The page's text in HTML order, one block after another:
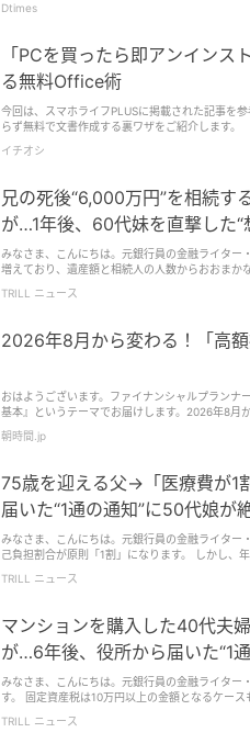
Dtimes
「PCを買ったら即アンイン
る無料Office術
今回は、スマホライフPLUSに掲載された記事を
らず無料で文書作成する裏ワザをご紹介します。
イチオシ
兄の死後“6,000万円”を相続
が…1年後、60代妹を直撃した“
みなさま、こんにちは。元銀行員の金融ライター・池田です。 最近では「相続税がいくらかかるか」を簡
増えており、遺産額と相続人の人数からおおまかな相続税額を把握できます。 しか
00万円を相続した結果、相続税が“2割加算”とな
TRILL ニュース
2026年8月から変わる！「高
おはようございます。ファイナンシャルプラン
基本』というテーマでお届けします。2026年8月
るのは、健康保険が適用される医療費です。通常
ん。2026年8月からは、この高額療養費制度の自
上限」が設けられるため、長期にわたって治療を
に、どのように変わるのかを具体的に解説します
額は、年齢や所得によって変わります。年収が高
未満の場合、2026年8月から2027年7月までの主
約1,160万円〜270,300円＋（医療費−901,000円
4,400円53万円住民税非課税36,900円24,600円
方にとっては、1年間で見ると負担が抑えられる
収400万円の方は、70歳未満の場合、年収約370
額が次のように変わります。【1】月ごとの自己
保険診療で医療費が100万円かかった場合を見て
己負担の目安が92,940円となります。つまり、
合、月の負担が増えることは家計に影響します
朝時間.jp
75歳を迎える父→「医療費が1
届いた“1通の通知”に50代娘が
みなさま、こんにちは。元銀行員の金融ライター・池田です。 75歳以上を対象とする「後期高齢者医療
己負担割合が原則「1割」になります。 しかし、年金や就労収入などを一定額以上受け取っている場合は、「2割」または「3割」
分に当てはまる可能性があります。 今回は、75歳を迎える父の医療費が「1割」になると安心していたものの、実際には「2割」
TRILL ニュース
マンションを購入した40代夫
が…6年後、役所から届いた“1
みなさま、こんにちは。元銀行員の金融ライター・池田です。 毎年発生するまとまった出費として「固
す。 固定資産税は10万円以上の金額となるケースも多く、支払いに備えて毎月の給与やボーナスから計画的にお金を用意してい
家計管理をしていると、思わぬ負担増に頭を悩ませることになるケースも。 今回は
TRILL ニュース